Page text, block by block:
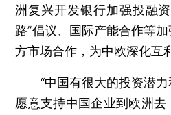
洲复兴开发银行加强投融
路”倡议、国际产能合作等
方市场合作，为中欧深化互
“中国有很大的投资潜力
愿意支持中国企业到欧洲